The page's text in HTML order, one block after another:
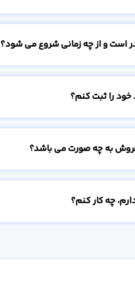
است و از چه زمانی شروع می شود؟
را ثبت کنم؟
به چه صورت می باشد؟
چه کار کنم؟